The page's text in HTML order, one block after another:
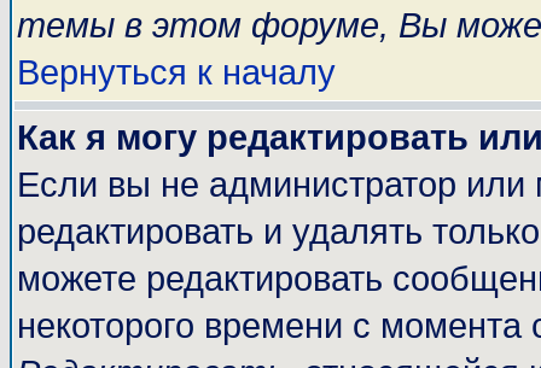
темы в этом форуме, Вы
Вернуться к началу
Как я могу редактировать
Если вы не администратор
редактировать и удалять
можете редактировать
некоторого времени с